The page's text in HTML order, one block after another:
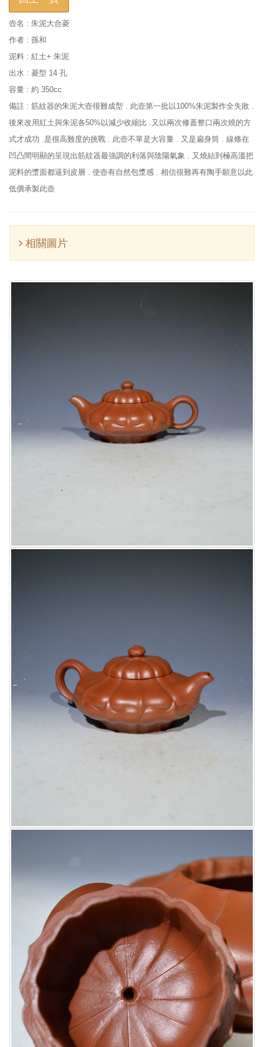
壺名 : 朱泥大合菱
作者 : 孫和
泥料 : 紅土+ 朱泥
出水 : 菱型 14 孔
容量 : 約 350cc
備註 : 筋紋器的朱泥大壺很難成型 . 此壺第一批以100%朱泥製作全失敗 .
後來改用紅土與朱泥各50%以減少收縮比 .又以兩次修蓋整口兩次燒的方
式才成功 .是很高難度的挑戰 . 此壺不單是大容量 . 又是扁身筒 . 線條在
凹凸間明顯的呈現出筋紋器最強調的利落與陰陽氣象 . 又燒結到極高溫把
泥料的漿面都逼到皮層 . 使壺有自然包漿感 . 相信很難再有陶手願意以此
低價承製此壺
相關圖片